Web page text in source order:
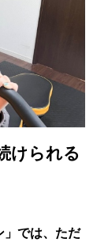
けられる
」では、ただ